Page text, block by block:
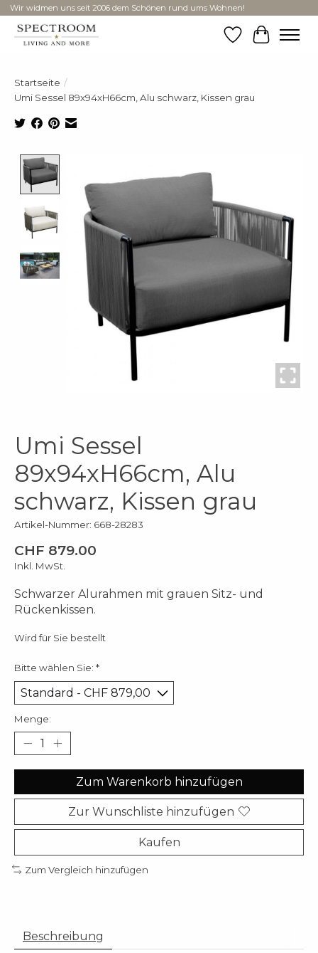
Wir widmen uns seit 2006 dem Schönen rund ums Wohnen!
Wunschzettel
Ihr
Startseite /
Umi Sessel 89x94xH66cm, Alu schwarz, Kissen grau
Umi Sessel
89x94xH66cm, Alu
schwarz, Kissen grau
Artikel-Nummer: 668-28283
CHF 879.00
Inkl. MwSt.
Schwarzer Alurahmen mit grauen Sitz- und
Rückenkissen.
Wird für Sie bestellt
Bitte wählen Sie: *
Menge:
Zum Warenkorb hinzufügen
Zur Wunschliste hinzufügen
Kaufen
Zum Vergleich hinzufügen
Beschreibung